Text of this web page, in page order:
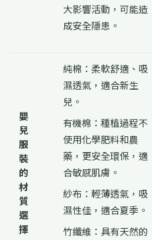
大影響活動，可能造
成安全隱患。
嬰
兒
服
裝
的
材
質
選
擇
純棉：柔軟舒適、吸
濕透氣，適合新生
兒。
有機棉：種植過程不
使用化學肥料和農
藥，更安全環保，適
合敏感肌膚。
紗布：輕薄透氣，吸
濕性佳，適合夏季。
竹纖維：具有天然的